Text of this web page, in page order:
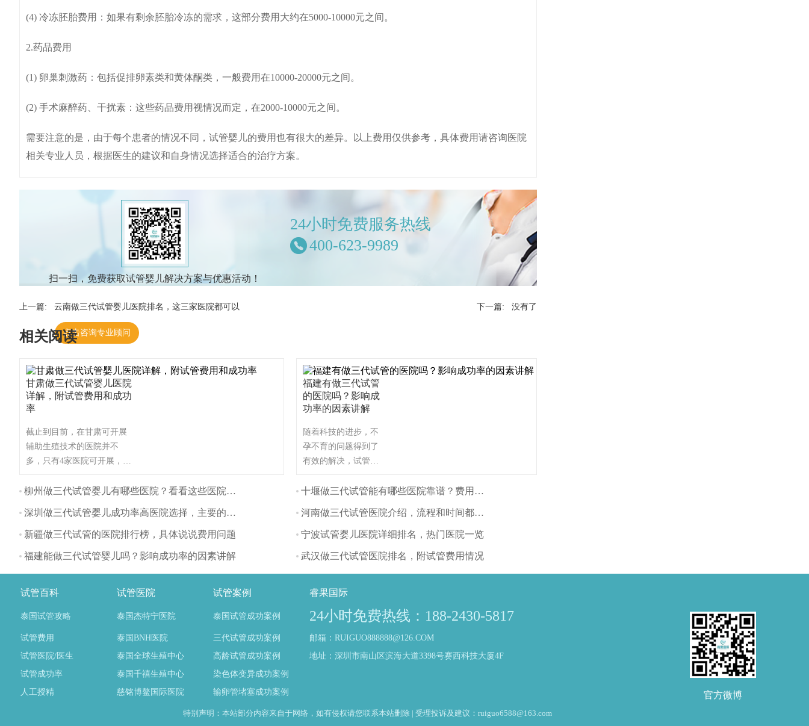
(4) 冷冻胚胎费用：如果有剩余胚胎冷冻的需求，这部分费用大约在5000-10000元之间。
2.药品费用
(1) 卵巢刺激药：包括促排卵素类和黄体酮类，一般费用在10000-20000元之间。
(2) 手术麻醉药、干扰素：这些药品费用视情况而定，在2000-10000元之间。
需要注意的是，由于每个患者的情况不同，试管婴儿的费用也有很大的差异。以上费用仅供参考，具体费用请咨询医院
相关专业人员，根据医生的建议和自身情况选择适合的治疗方案。
扫一扫，免费获取试管婴儿解决方案与优惠活动！
24小时免费服务热线
400-623-9989
点击咨询专业顾问
上一篇: 云南做三代试管婴儿医院排名，这三家医院都可以 下一篇: 没有了
相关阅读
甘肃做三代试管婴儿医院
详解，附试管费用和成功
率
截止到目前，在甘肃可开展
辅助生殖技术的医院并不
多，只有4家医院可开展，这
代试管婴儿技术，甘肃不孕
州开展试管婴儿技术，这里
为大家整理甘肃试管医院名
试管婴儿流程、费用、成功
率，可点击在线咨询，询问
专业顾问，解决相关问题）
柳州做三代试管婴儿有哪些医院？看看这些医院排名
深圳做三代试管婴儿成功率高医院选择，主要的流程有哪些？
新疆做三代试管的医院排行榜，具体说说费用问题
福建能做三代试管婴儿吗？影响成功率的因素讲解
福建有做三代试管
的医院吗？影响成
功率的因素讲解
随着科技的进步，不
孕不育的问题得到了
有效的解决，试管婴
的辅助生殖技术，被
受。那么福建有哪些
比较好的三代试管医
看吧！（如果还想了
解更多的试管婴儿流
程、费用、成功率，
问专业顾问，解决相
关问题）
十堰做三代试管能有哪些医院靠谱？费用方面多吗？
河南做三代试管医院介绍，流程和时间都是怎样的
宁波试管婴儿医院详细排名，热门医院一览
武汉做三代试管医院排名，附试管费用情况
试管百科 试管医院 试管案例 睿果国际
泰国试管攻略 泰国杰特宁医院 泰国试管成功案例 24小时免费热线：188-2430-5817
试管费用 泰国BNH医院 三代试管成功案例
邮箱：RUIGUO888888@126.COM
试管医院/医生
泰国全球生殖中心 高龄试管成功案例
地址：深圳市南山区滨海大道3398号赛西科技大厦4F
试管成功率
泰国千禧生殖中心
染色体变异成功案例
人工授精
慈铭博鳌国际医院 输卵管堵塞成功案例
特别声明：本站部分内容来自于网络，如有侵权请您联系本站删除 | 受理投诉及建议：ruiguo6588@163.com
官方微博